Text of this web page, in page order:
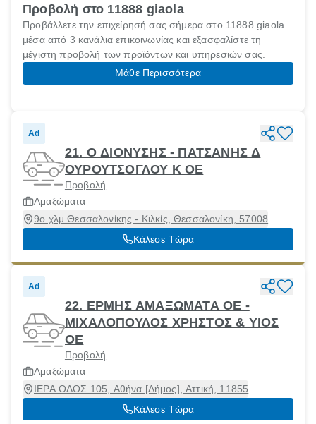
Προβολή στο 11888 giaola
Προβάλλετε την επιχείρησή σας σήμερα στο 11888 giaola
μέσα από 3 κανάλια επικοινωνίας και εξασφαλίστε τη
μέγιστη προβολή των προϊόντων και υπηρεσιών σας.
Μάθε Περισσότερα
Ad
21. Ο ΔΙΟΝΥΣΗΣ - ΠΑΤΣΑΝΗΣ Δ
ΟΥΡΟΥΤΣΟΓΛΟΥ Κ ΟΕ
Προβολή
Αμαξώματα
9ο χλμ Θεσσαλονίκης - Κιλκίς, Θεσσαλονίκη, 57008
Κάλεσε Τώρα
Ad
22. ΕΡΜΗΣ ΑΜΑΞΩΜΑΤΑ ΟΕ -
ΜΙΧΑΛΟΠΟΥΛΟΣ ΧΡΗΣΤΟΣ & ΥΙΟΣ
ΟΕ
Προβολή
Αμαξώματα
ΙΕΡΑ ΟΔΟΣ 105, Αθήνα [Δήμος], Αττική, 11855
Κάλεσε Τώρα